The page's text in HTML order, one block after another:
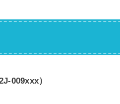
009xxx）